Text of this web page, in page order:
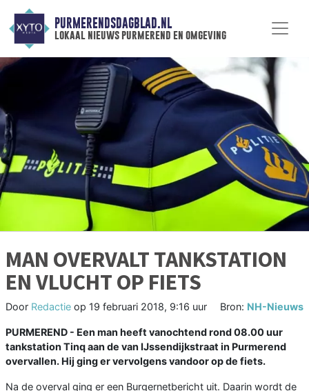
PURMERENDSDAGBLAD.NL
lokaal nieuws purmerend en omgeving
MAN OVERVALT TANKSTATION
EN VLUCHT OP FIETS
Door Redactie op 19 februari 2018, 9:16 uur Bron: NH-Nieuws
PURMEREND - Een man heeft vanochtend rond 08.00 uur
tankstation Tinq aan de van IJssendijkstraat in Purmerend
overvallen. Hij ging er vervolgens vandoor op de fiets.
Na de overval ging er een Burgernetbericht uit. Daarin wordt de